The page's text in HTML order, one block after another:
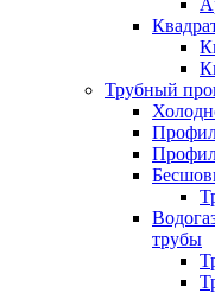
Трубный
трубы